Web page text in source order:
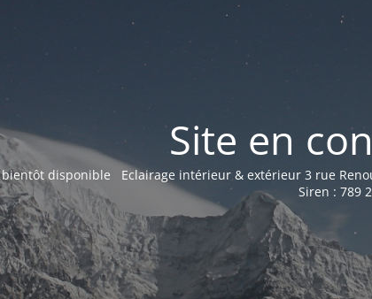
Site en
disponible Eclairage intérieur & extérieur 3 rue
Siren : 789